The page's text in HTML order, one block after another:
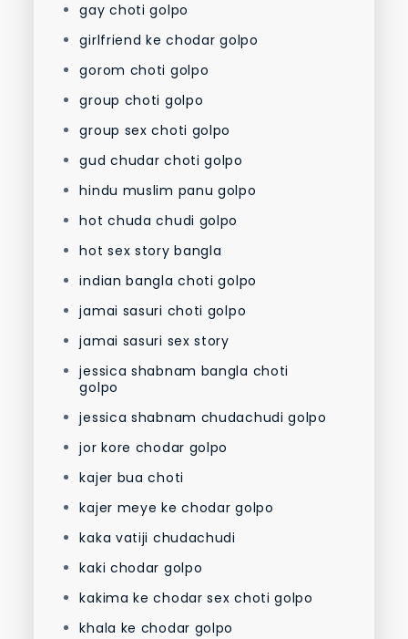
gay choti golpo
girlfriend ke chodar golpo
gorom choti golpo
group choti golpo
group sex choti golpo
gud chudar choti golpo
hindu muslim panu golpo
hot chuda chudi golpo
hot sex story bangla
indian bangla choti golpo
jamai sasuri choti golpo
jamai sasuri sex story
jessica shabnam bangla choti
golpo
jessica shabnam chudachudi golpo
jor kore chodar golpo
kajer bua choti
kajer meye ke chodar golpo
kaka vatiji chudachudi
kaki chodar golpo
kakima ke chodar sex choti golpo
khala ke chodar golpo